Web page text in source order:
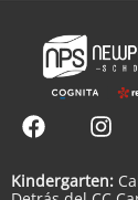
Kindergarten: